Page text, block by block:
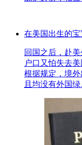
在美国出生的
回国之后，赴
户口又怕失去
根据规定，境外
且均没有外国